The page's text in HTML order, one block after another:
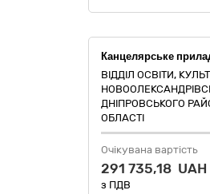
ВІДДІЛ ОСВІТИ,
ДНІПРОВСЬКОГО
ОБЛАСТІ
Очікувана вартість
291 735,18 UAH
з ПДВ